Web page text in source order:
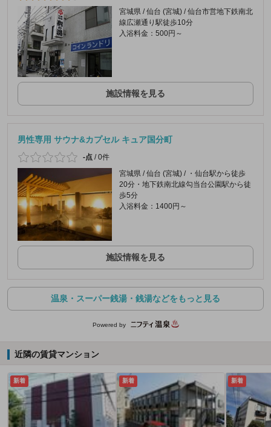
宮城県 / 仙台 (宮城) / 仙台市営地下鉄南北
線広瀬通り駅徒歩10分
入浴料金：500円～
施設情報を見る
男性専用 サウナ&カプセル キュア国分町
-点 /0件
宮城県 / 仙台 (宮城) / ・仙台駅から徒歩
20分・地下鉄南北線勾当台公園駅から徒
歩5分
入浴料金：1400円～
施設情報を見る
温泉・スーパー銭湯・銭湯などをもっと見る
Powered by
近隣の賃貸マンション
新着 新着 新着